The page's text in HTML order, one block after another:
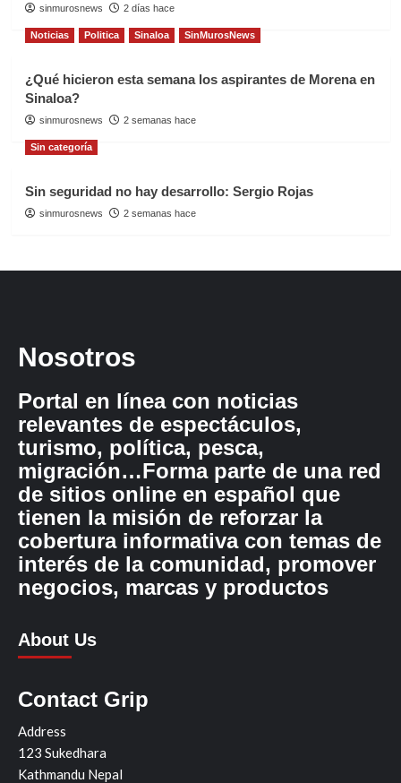
sinmurosnews 2 días hace
Noticias Politica Sinaloa SinMurosNews
¿Qué hicieron esta semana los aspirantes de Morena en
Sinaloa?
sinmurosnews 2 semanas hace
Sin categoría
Sin seguridad no hay desarrollo: Sergio Rojas
sinmurosnews 2 semanas hace
Nosotros
Portal en línea con noticias
relevantes de espectáculos,
turismo, política, pesca,
migración…Forma parte de una red
de sitios online en español que
tienen la misión de reforzar la
cobertura informativa con temas de
interés de la comunidad, promover
negocios, marcas y productos
About Us
Contact Grip
Address
123 Sukedhara
Kathmandu Nepal